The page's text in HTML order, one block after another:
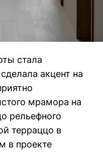
стала
акцент на
мрамора на
рельефного
терраццо в
в проекте